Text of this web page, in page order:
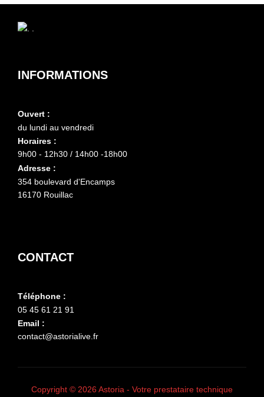
INFORMATIONS
Ouvert :
du lundi au vendredi
Horaires :
9h00 - 12h30 / 14h00 -18h00
Adresse :
354 boulevard d'Encamps
16170 Rouillac
CONTACT
Téléphone :
05 45 61 21 91
Email :
contact@astorialive.fr
Copyright © 2026 Astoria - Votre prestataire technique